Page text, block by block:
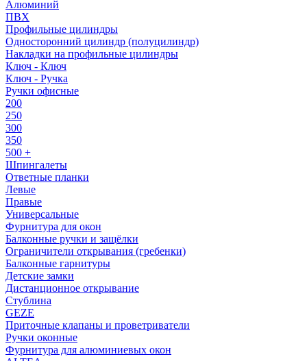
Алюминий
ПВХ
Профильные цилиндры
Односторонний цилиндр (полуцилиндр)
Накладки на профильные цилиндры
Ключ - Ключ
Ключ - Ручка
Ручки офисные
200
250
300
350
500 +
Шпингалеты
Ответные планки
Левые
Правые
Универсальные
Фурнитура для окон
Балконные ручки и защёлки
Ограничители открывания (гребенки)
Балконные гарнитуры
Детские замки
Дистанционное открывание
Стублина
GEZE
Приточные клапаны и проветриватели
Ручки оконные
Фурнитура для алюминиевых окон